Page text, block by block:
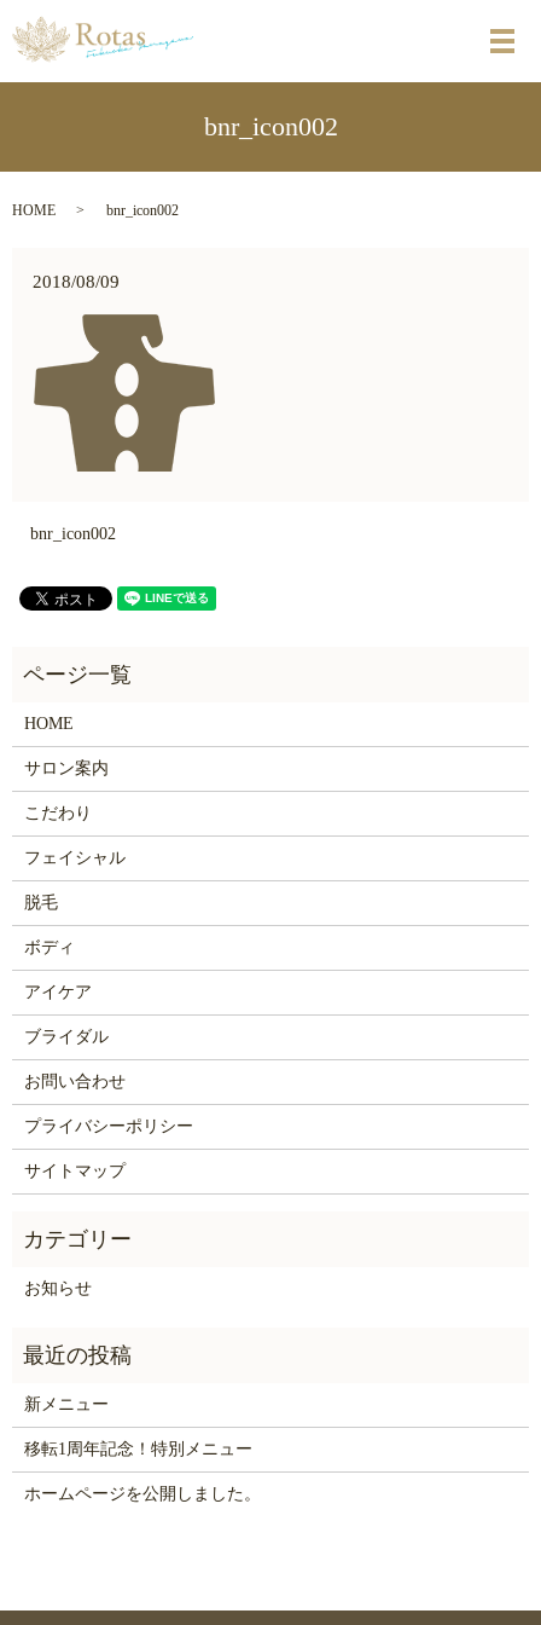
メ
bnr_icon002
HOME bnr_icon002
2018/08/09
bnr_icon002
HOME
サロン案内
こだわり
フェイシャル
脱毛
ボディ
アイケア
ブライダル
お問い合わせ
プライバシーポリシー
サイトマップ
お知らせ
新メニュー
移転1周年記念！特別メニュー
ホームページを公開しました。